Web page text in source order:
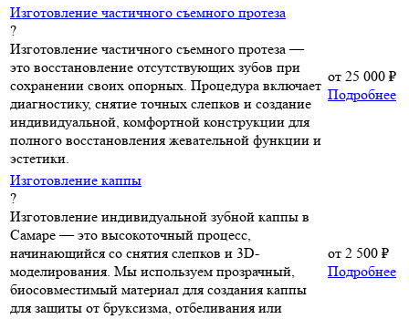
Изготовление частичного съемного протеза
?
Изготовление частичного съемного протеза —
это восстановление отсутствующих зубов при
сохранении своих опорных. Процедура включает
диагностику, снятие точных слепков и создание
индивидуальной, комфортной конструкции для
полного восстановления жевательной функции и
эстетики.
от 25 000 ₽
Подробнее
Изготовление каппы
?
Изготовление индивидуальной зубной каппы в
Самаре — это высокоточный процесс,
начинающийся со снятия слепков и 3D-
моделирования. Мы используем прозрачный,
биосовместимый материал для создания каппы
для защиты от бруксизма, отбеливания или
от 2 500 ₽
Подробнее